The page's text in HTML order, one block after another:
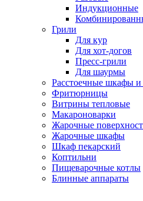
Индукционные
Грили
Для кур
Для хот-догов
Пресс-грили
Для шаурмы
Расстоечные шкафы
Фритюрницы
Витрины тепловые
Макароноварки
Жарочные
Жарочные шкафы
Шкаф пекарский
Коптильни
Пищеварочные котлы
Блинные аппараты